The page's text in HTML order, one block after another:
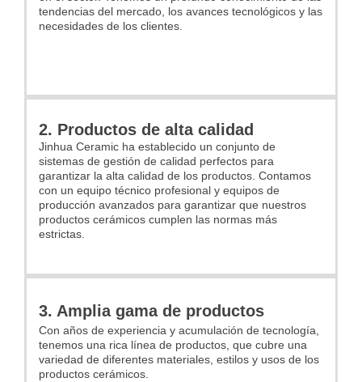
tendencias del mercado, los avances tecnológicos y las
necesidades de los clientes.
2. Productos de alta calidad
Jinhua Ceramic ha establecido un conjunto de
sistemas de gestión de calidad perfectos para
garantizar la alta calidad de los productos. Contamos
con un equipo técnico profesional y equipos de
producción avanzados para garantizar que nuestros
productos cerámicos cumplen las normas más
estrictas.
3. Amplia gama de productos
Con años de experiencia y acumulación de tecnología,
tenemos una rica línea de productos, que cubre una
variedad de diferentes materiales, estilos y usos de los
productos cerámicos.